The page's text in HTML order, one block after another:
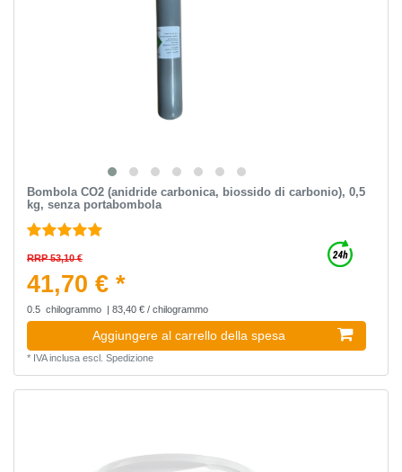
Bombola CO2 (anidride carbonica, biossido di carbonio), 0,5
kg, senza portabombola
RRP 53,10 €
41,70 € *
0.5 chilogrammo | 83,40 € / chilogrammo
Aggiungere al carrello della spesa
* IVA inclusaescl. Spedizione